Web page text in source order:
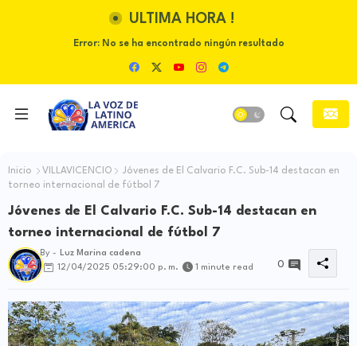
ULTIMA HORA !
Error:No se ha encontrado ningún resultado
Inicio VILLAVICENCIO
Jóvenes de El Calvario F.C. Sub-14 destacan en
torneo internacional de fútbol 7
Jóvenes de El Calvario F.C. Sub-14 destacan en
torneo internacional de fútbol 7
By -
Luz Marina cadena
12/04/2025 05:29:00 p. m.
1 minute read 0